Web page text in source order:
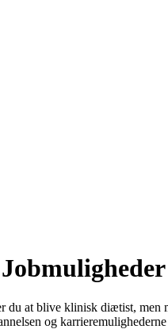
at blive klinisk diætist,
og